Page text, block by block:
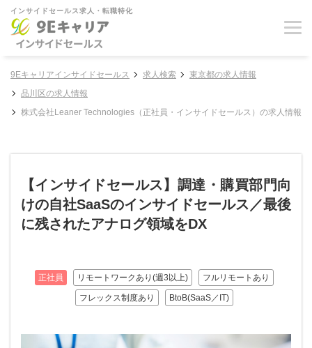
インサイドセールス求人・転職特化
9Eキャリアインサイドセールス 求人検索
東京都の求人情報
品川区の求人情報
株式会社Leaner Technologies（正社員・インサイドセールス）の求人情報
【インサイドセールス】調達・購買部門向
けの自社SaaSのインサイドセールス／最後
に残されたアナログ領域をDX
正社員 リモートワークあり(週3以上) フルリモートあり
フレックス制度あり BtoB(SaaS／IT)